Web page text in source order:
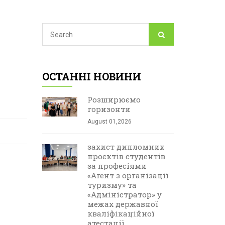
ОСТАННІ НОВИНИ
Розширюємо
горизонти
August 01,2026
захист дипломних
проєктів студентів
за професіями
«Агент з організації
туризму» та
«Адміністратор» у
межах державної
кваліфікаційної
атестації.